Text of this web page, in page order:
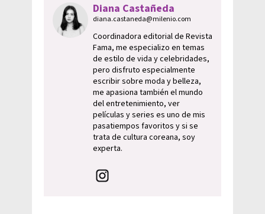
Diana Castañeda
diana.castaneda@milenio.com
Coordinadora editorial de Revista
Fama, me especializo en temas
de estilo de vida y celebridades,
pero disfruto especialmente
escribir sobre moda y belleza,
me apasiona también el mundo
del entretenimiento, ver
películas y series es uno de mis
pasatiempos favoritos y si se
trata de cultura coreana, soy
experta.